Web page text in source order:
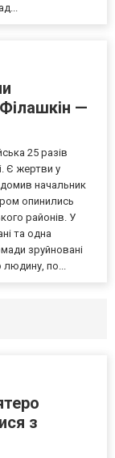
—
25 разів
Є жертви у
начальник
опинились
районів. У
та одна
зруйновані
по...
з